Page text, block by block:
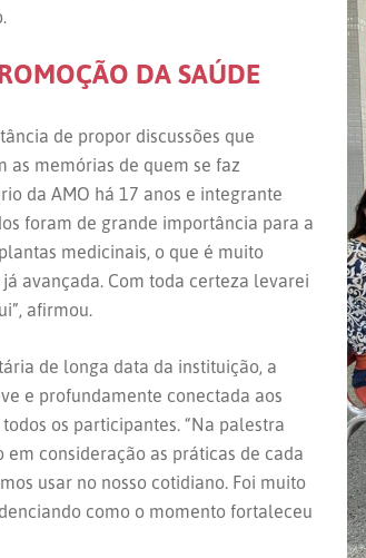
DA SAÚDE
de propor discussões que
memórias de quem se faz
da AMO há 17 anos e integrante
foram de grande importância para a
medicinais, o que é muito
avançada. Com toda certeza levarei
afirmou.
de longa data da instituição, a
e profundamente conectada aos
os participantes. “Na palestra
consideração as práticas de cada
usar no nosso cotidiano. Foi muito
como o momento fortaleceu